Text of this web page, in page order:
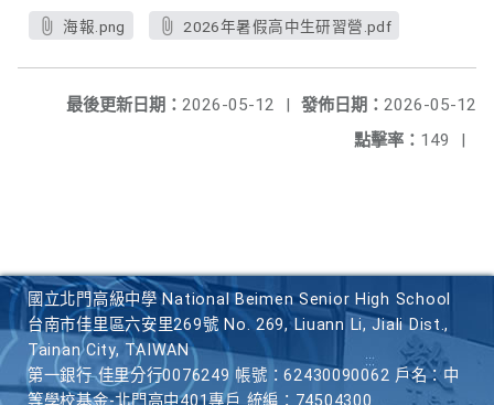
海報.png 2026年暑假高中生研習營.pdf
發佈日期： 2026-05-12
最後更新日期： 2026-05-12
|
點擊率： 149 |
國立北門高級中學 National Beimen Senior High School
台南市佳里區六安里269號 No. 269, Liuann Li, Jiali Dist.,
Tainan City, TAIWAN
第一銀行 佳里分行0076249 帳號：62430090062 戶名：中
等學校基金-北門高中401專戶 統編：74504300